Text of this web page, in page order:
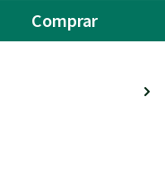
Comprar